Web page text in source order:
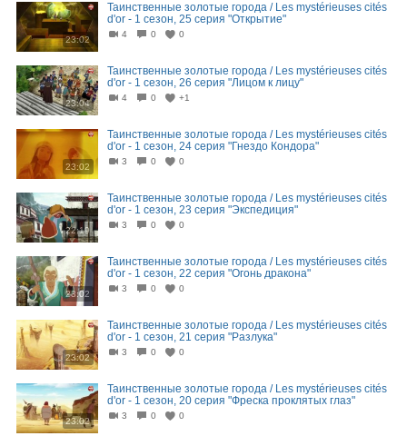
23:02
Таинственные золотые города / Les mystérieuses cités
d'or - 1 сезон, 25 серия "Открытие"
4 0 0
23:04
Таинственные золотые города / Les mystérieuses cités
d'or - 1 сезон, 26 серия "Лицом к лицу"
4 0 +1
23:02
Таинственные золотые города / Les mystérieuses cités
d'or - 1 сезон, 24 серия "Гнездо Кондора"
3 0 0
22:19
Таинственные золотые города / Les mystérieuses cités
d'or - 1 сезон, 23 серия "Экспедиция"
3 0 0
23:02
Таинственные золотые города / Les mystérieuses cités
d'or - 1 сезон, 22 серия "Огонь дракона"
3 0 0
23:02
Таинственные золотые города / Les mystérieuses cités
d'or - 1 сезон, 21 серия "Разлука"
3 0 0
23:02
Таинственные золотые города / Les mystérieuses cités
d'or - 1 сезон, 20 серия "Фреска проклятых глаз"
3 0 0